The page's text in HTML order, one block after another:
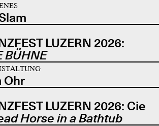
LUZERN 2026:
BÜHNE
Ohr
LUZERN 2026: Cie
Horse in a Bathtub